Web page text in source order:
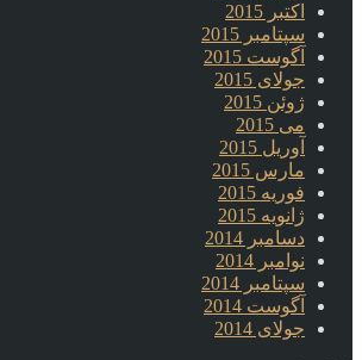
اکتبر 2015
سپتامبر 2015
آگوست 2015
جولای 2015
ژوئن 2015
می 2015
آوریل 2015
مارس 2015
فوریه 2015
ژانویه 2015
دسامبر 2014
نوامبر 2014
سپتامبر 2014
آگوست 2014
جولای 2014